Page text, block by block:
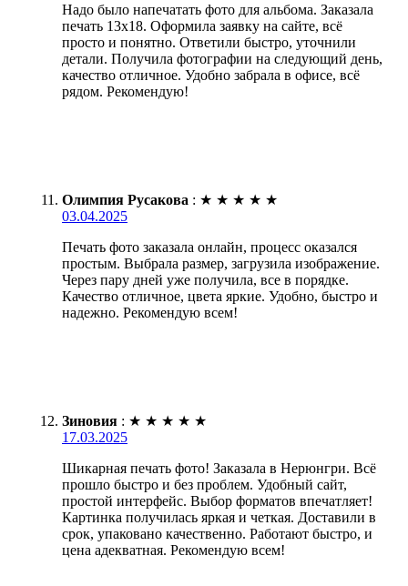
Надо было напечатать фото для альбома. Заказала
печать 13х18. Оформила заявку на сайте, всё
просто и понятно. Ответили быстро, уточнили
детали. Получила фотографии на следующий день,
качество отличное. Удобно забрала в офисе, всё
рядом. Рекомендую!
Олимпия Русакова : ★ ★ ★ ★ ★
03.04.2025
Печать фото заказала онлайн, процесс оказался
простым. Выбрала размер, загрузила изображение.
Через пару дней уже получила, все в порядке.
Качество отличное, цвета яркие. Удобно, быстро и
надежно. Рекомендую всем!
Зиновия : ★ ★ ★ ★ ★
17.03.2025
Шикарная печать фото! Заказала в Нерюнгри. Всё
прошло быстро и без проблем. Удобный сайт,
простой интерфейс. Выбор форматов впечатляет!
Картинка получилась яркая и четкая. Доставили в
срок, упаковано качественно. Работают быстро, и
цена адекватная. Рекомендую всем!